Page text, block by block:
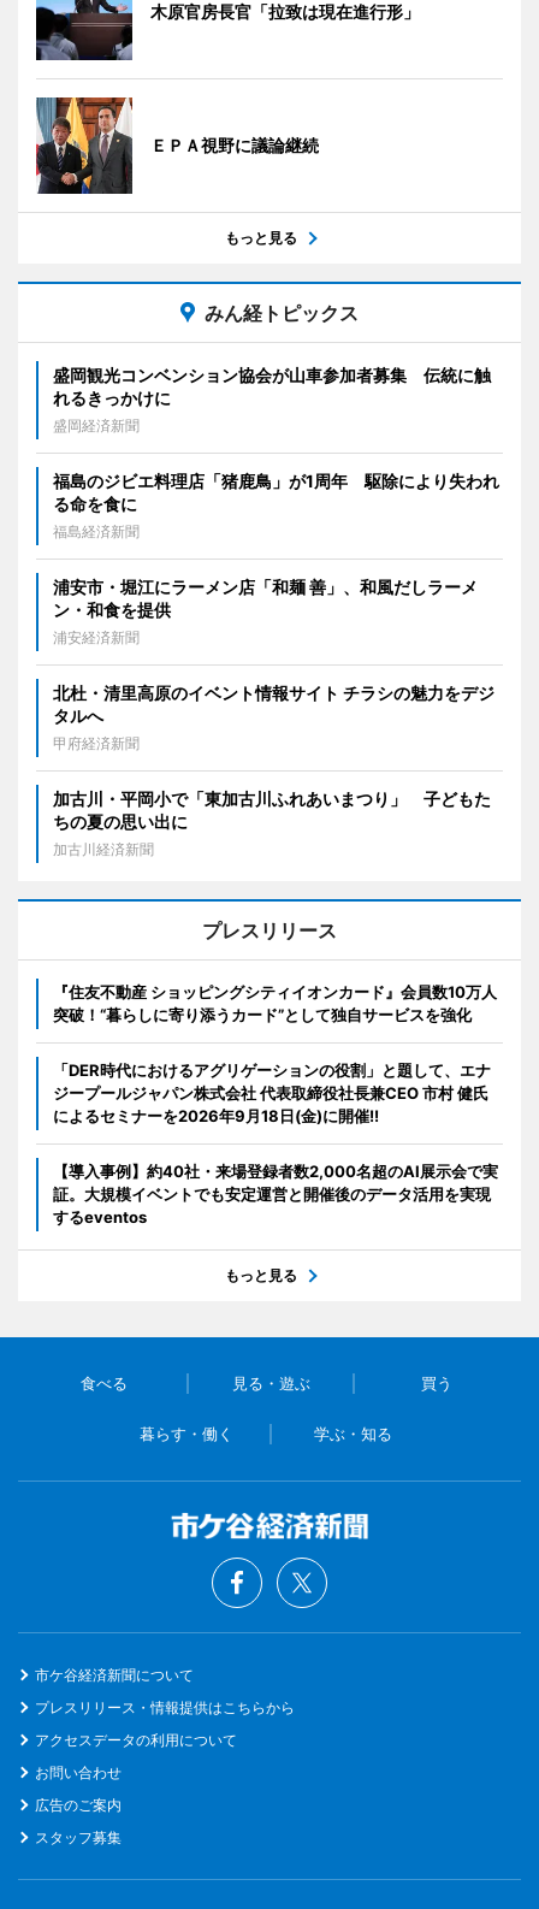
木原官房長官「拉致は現在進行形」
ＥＰＡ視野に議論継続
もっと見る
みん経トピックス
盛岡観光コンベンション協会が山車参加者募集 伝統に触
れるきっかけに
盛岡経済新聞
福島のジビエ料理店「猪鹿鳥」が1周年 駆除により失われ
る命を食に
福島経済新聞
浦安市・堀江にラーメン店「和麺 善」、和風だしラーメ
ン・和食を提供
浦安経済新聞
北杜・清里高原のイベント情報サイト チラシの魅力をデジ
タルへ
甲府経済新聞
加古川・平岡小で「東加古川ふれあいまつり」 子どもた
ちの夏の思い出に
加古川経済新聞
プレスリリース
『住友不動産 ショッピングシティイオンカード』会員数10万人
突破！“暮らしに寄り添うカード”として独自サービスを強化
「DER時代におけるアグリゲーションの役割」と題して、エナ
ジープールジャパン株式会社 代表取締役社長兼CEO 市村 健氏
によるセミナーを2026年9月18日(金)に開催!!
【導入事例】約40社・来場登録者数2,000名超のAI展示会で実
証。大規模イベントでも安定運営と開催後のデータ活用を実現
するeventos
もっと見る
食べる 見る・遊ぶ 買う
暮らす・働く 学ぶ・知る
市ケ谷経済新聞について
プレスリリース・情報提供はこちらから
アクセスデータの利用について
お問い合わせ
広告のご案内
スタッフ募集